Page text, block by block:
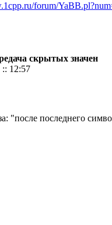
forum/
скрытых значен
:: 12:57
"после последнего